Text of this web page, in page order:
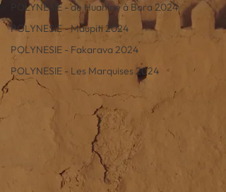
POLYNESIE - de Huahine à Bora 2024
POLYNESIE - Maupiti 2024
POLYNESIE - Fakarava 2024
POLYNESIE - Les Marquises 2024